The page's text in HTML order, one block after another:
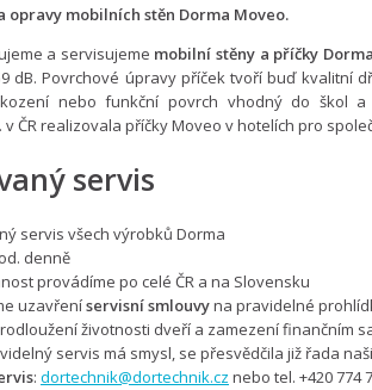
opravy mobilních stěn Dorma Moveo.
a servisujeme mobilní stěny a příčky
dB. Povrchové úpravy příček tvoří buď kvalitní
nebo funkční povrch vhodný do škol a
v ČR realizovala příčky ​​​​​Moveo​​ v hotelích pro
servis
servis všech výrobků Dorma
denně
provádíme po celé ČR a na Slovensku
uzavřeníservisní smlouvyna pravidelné
životnosti dveří a zamezení finančním
servis má smysl, se přesvědčila již řada
: dortechnik@dortechnik.cz nebo tel. +420 774